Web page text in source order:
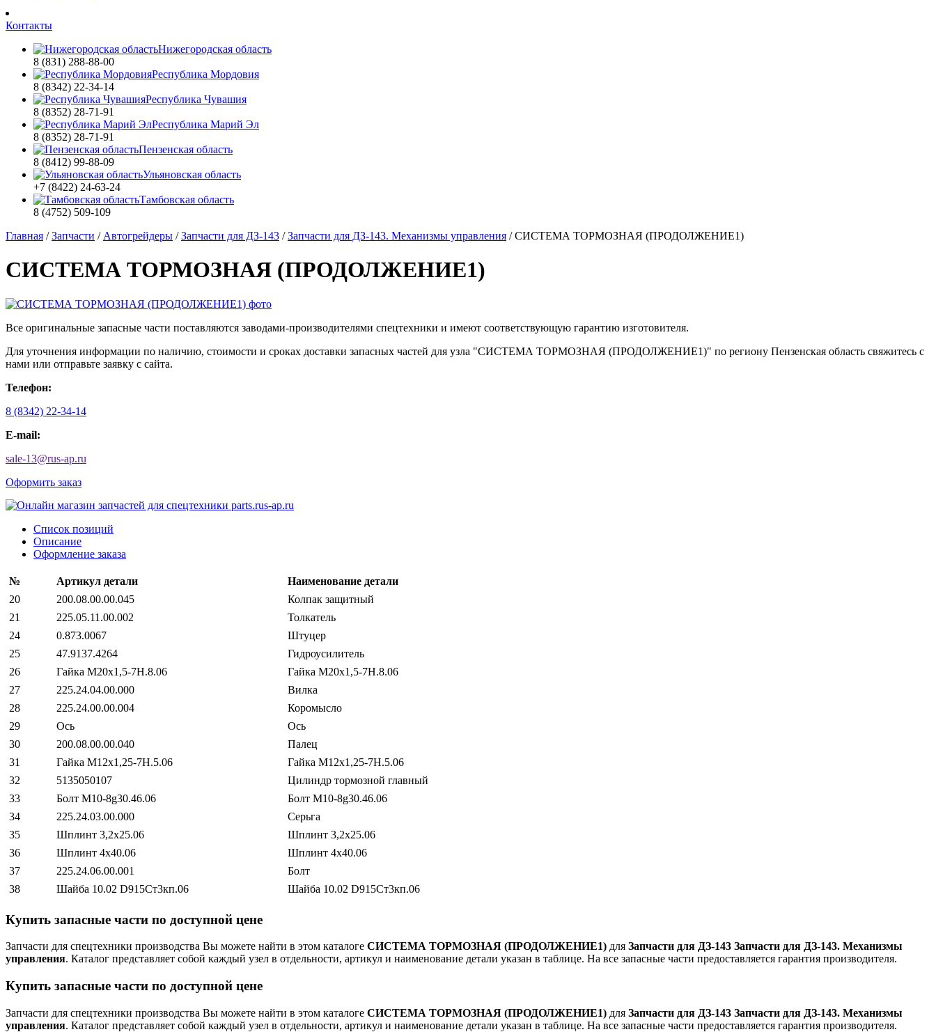
Контакты
Нижегородская область
8 (831) 288-88-00
Республика Мордовия
8 (8342) 22-34-14
Республика Чувашия
8 (8352) 28-71-91
Республика Марий Эл
8 (8352) 28-71-91
Пензенская область
8 (8412) 99-88-09
Ульяновская область
+7 (8422) 24-63-24
Тамбовская область
8 (4752) 509-109
Главная /Запчасти / Автогрейдеры /Запчасти для ДЗ-143 /Запчасти для ДЗ-143. Механизмы управления /СИСТЕМА ТОРМОЗНАЯ (ПРОДОЛЖЕНИЕ1)
СИСТЕМА ТОРМОЗНАЯ (ПРОДОЛЖЕНИЕ1)
Все оригинальные запасные части поставляются заводами-производителями спецтехники и имеют соответствующую гарантию изготовителя.
Для уточнения информации по наличию, стоимости и сроках доставки запасных частей для узла "СИСТЕМА ТОРМОЗНАЯ (ПРОДОЛЖЕНИЕ1)" по региону Пензенская область свяжитесь с
нами или отправьте заявку с сайта.
Телефон:
8 (8342) 22-34-14
E-mail:
sale-13@rus-ap.ru
Оформить заказ
Список позиций
Описание
Оформление заказа
№ Артикул детали
Наименование детали
20
200.08.00.00.045
Колпак защитный
21
225.05.11.00.002
Толкатель
24
0.873.0067
Штуцер
25
47.9137.4264
Гидроусилитель
26
Гайка М20х1,5-7Н.8.06
Гайка М20х1,5-7Н.8.06
27
225.24.04.00.000
Вилка
28
225.24.00.00.004
Коромысло
29
Ось
Ось
30
200.08.00.00.040
Палец
31
Гайка М12х1,25-7Н.5.06
Гайка М12х1,25-7Н.5.06
32
5135050107
Цилиндр тормозной главный
33
Болт М10-8g30.46.06
Болт М10-8g30.46.06
34
225.24.03.00.000
Серьга
35
Шплинт 3,2х25.06
Шплинт 3,2х25.06
36
Шплинт 4х40.06
Шплинт 4х40.06
37
225.24.06.00.001
Болт
38
Шайба 10.02 D915Ст3кп.06 Шайба 10.02 D915Ст3кп.06
Купить запасные части по доступной цене
Запчасти для спецтехники производства Вы можете найти в этом каталоге СИСТЕМА ТОРМОЗНАЯ (ПРОДОЛЖЕНИЕ1) для Запчасти для ДЗ-143 Запчасти для ДЗ-143. Механизмы
управления. Каталог представляет собой каждый узел в отдельности, артикул и наименование детали указан в таблице. На все запасные части предоставляется гарантия производителя.
Купить запасные части по доступной цене
Запчасти для спецтехники производства Вы можете найти в этом каталоге СИСТЕМА ТОРМОЗНАЯ (ПРОДОЛЖЕНИЕ1) для Запчасти для ДЗ-143 Запчасти для ДЗ-143. Механизмы
управления. Каталог представляет собой каждый узел в отдельности, артикул и наименование детали указан в таблице. На все запасные части предоставляется гарантия производителя.